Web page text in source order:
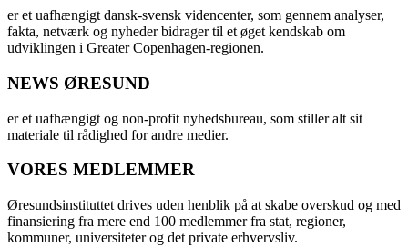
er et uafhængigt dansk-svensk videncenter, som gennem analyser,
fakta, netværk og nyheder bidrager til et øget kendskab om
udviklingen i Greater Copenhagen-regionen.
NEWS ØRESUND
er et uafhængigt og non-profit nyhedsbureau, som stiller alt sit
materiale til rådighed for andre medier.
VORES MEDLEMMER
Øresundsinstituttet drives uden henblik på at skabe overskud og med
finansiering fra mere end 100 medlemmer fra stat, regioner,
kommuner, universiteter og det private erhvervsliv.